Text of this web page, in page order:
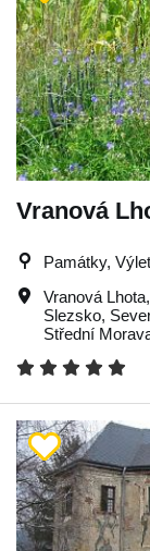
Vranová
Památky,
Vranová Lhota,
Slezsko,
Střední